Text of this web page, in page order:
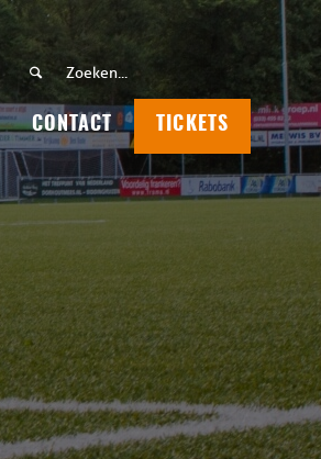
CONTACT TICKETS